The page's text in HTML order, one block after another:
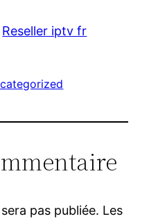
Reseller iptv fr
pas publiée. Les